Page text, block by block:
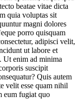
beatae vitae dicta
quia voluptas sit
magni dolores
porro quisquam
adipisci velit,
ut labore et
Ut enim ad minima
suscipit
Quis autem
velit esse quam nihil
eum fugiat quo